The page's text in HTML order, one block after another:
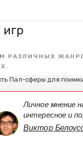
РАЗЛИЧНЫХ
Пал-сферы для
Личное мнение
интересное и
Виктор